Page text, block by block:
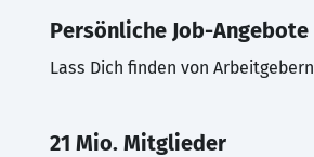
Persönliche Job-Angebote
Lass Dich finden von
21 Mio. Mitglieder